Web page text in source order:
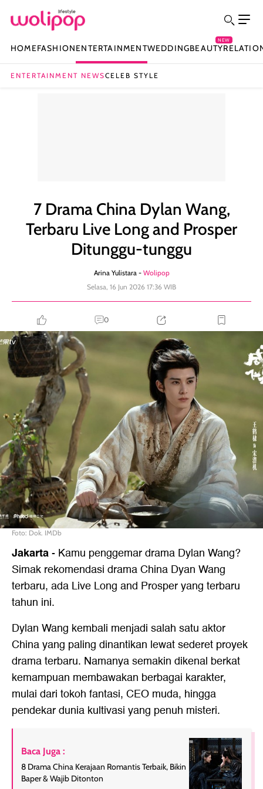
HOMEFASHIONENTERTAINMENTWEDDINGBEAUTY
NEW
ENTERTAINMENT NEWSCELEB STYLE
7 Drama China Dylan Wang,
Terbaru Live Long and Prosper
Ditunggu-tunggu
Arina Yulistara - Wolipop
Selasa, 16 Jun 2026 17:36 WIB
0
Foto: Dok. IMDb
Jakarta- Kamu penggemar drama Dylan Wang?
Simak rekomendasi drama China Dyan Wang
terbaru, ada Live Long and Prosper yang terbaru
tahun ini.
Dylan Wang kembali menjadi salah satu aktor
China yang paling dinantikan lewat sederet proyek
drama terbaru. Namanya semakin dikenal berkat
kemampuan membawakan berbagai karakter,
mulai dari tokoh fantasi, CEO muda, hingga
pendekar dunia kultivasi yang penuh misteri.
Baca Juga :
8 Drama China Kerajaan Romantis Terbaik, Bikin
Baper & Wajib Ditonton